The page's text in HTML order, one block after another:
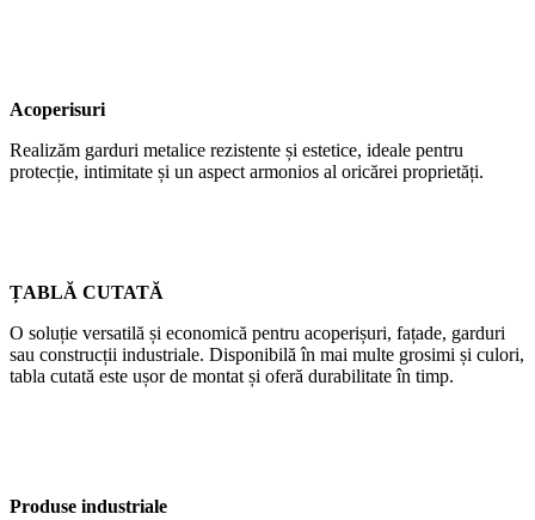
Acoperisuri
Realizăm garduri metalice rezistente și estetice, ideale pentru
protecție, intimitate și un aspect armonios al oricărei proprietăți.
ȚABLĂ CUTATĂ
O soluție versatilă și economică pentru acoperișuri, fațade, garduri
sau construcții industriale. Disponibilă în mai multe grosimi și culori,
tabla cutată este ușor de montat și oferă durabilitate în timp.
Produse industriale